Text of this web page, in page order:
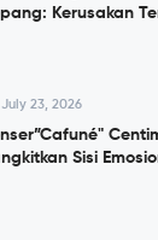
Kerusakan
July 23, 2026
Sisi